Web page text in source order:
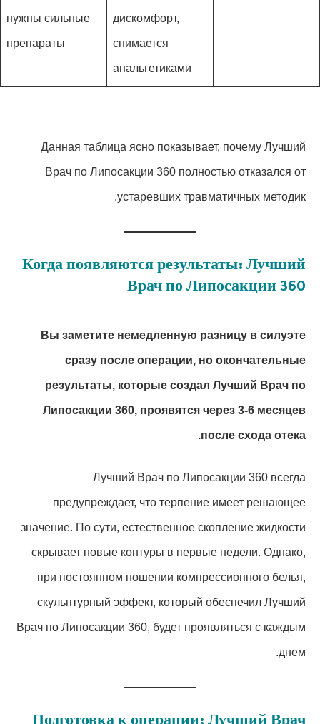
дискомфорт,
снимается
анальгетиками
нужны сильные
препараты
Данная таблица ясно показывает, почему Лучший
Врач по Липосакции 360 полностью отказался от
устаревших травматичных методик.
Когда появляются результаты: Лучший
Врач по Липосакции 360
Вы заметите немедленную разницу в силуэте
сразу после операции, но окончательные
результаты, которые создал Лучший Врач по
Липосакции 360, проявятся через 3-6 месяцев
после схода отека.
Лучший Врач по Липосакции 360 всегда
предупреждает, что терпение имеет решающее
значение. По сути, естественное скопление жидкости
скрывает новые контуры в первые недели. Однако,
при постоянном ношении компрессионного белья,
скульптурный эффект, который обеспечил Лучший
Врач по Липосакции 360, будет проявляться с каждым
днем.